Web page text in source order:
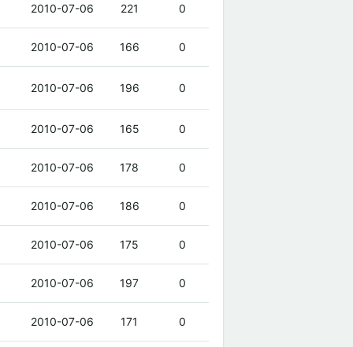
2010-07-06 221 0
2010-07-06 166 0
2010-07-06 196 0
2010-07-06 165 0
2010-07-06 178 0
2010-07-06 186 0
2010-07-06 175 0
2010-07-06 197 0
2010-07-06 171 0